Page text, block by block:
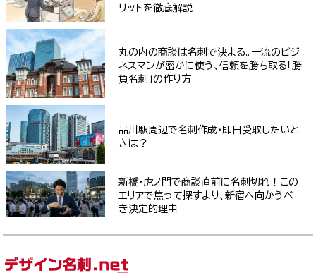
リットを徹底解説
丸の内の商談は名刺で決まる。一流のビジ
ネスマンが密かに使う、信頼を勝ち取る「勝
負名刺」の作り方
品川駅周辺で名刺作成・即日受取したいと
きは？
新橋・虎ノ門で商談直前に名刺切れ！この
エリアで焦って探すより、新宿へ向かうべ
き決定的理由